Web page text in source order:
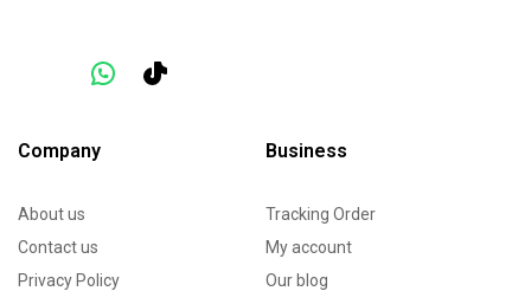
Company
About us
Contact us
Privacy Policy
Business
Tracking Order
My account
Our blog